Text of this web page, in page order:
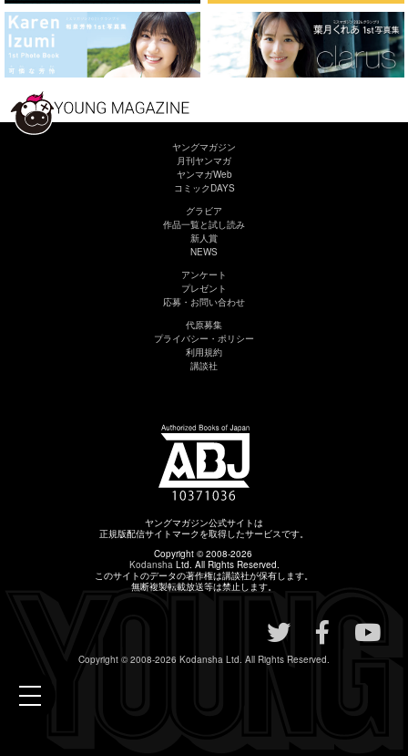
toggle
ヤングマガジン
月刊ヤンマガ
ヤンマガWeb
コミックDAYS
グラビア
作品一覧と試し読み
新人賞
NEWS
アンケート
プレゼント
応募・お問い合わせ
代原募集
プライバシー・ポリシー
利用規約
講談社
ヤングマガジン公式サイトは
正規版配信サイトマークを取得したサービスです。
Copyright © 2008-2026
Kodansha Ltd. All Rights Reserved.
このサイトのデータの著作権は講談社が保有します。
無断複製転載放送等は禁止します。
Copyright © 2008-2026 Kodansha Ltd. All Rights Reserved.